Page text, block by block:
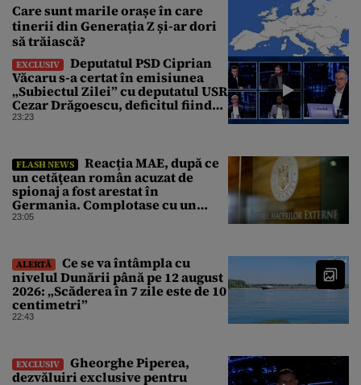
Care sunt marile orașe în care
tinerii din Generația Z și-ar dori
să trăiască?
EXCLUSIV
Deputatul PSD Ciprian
Văcaru s-a certat în emisiunea
„Subiectul Zilei” cu deputatul USR
Cezar Drăgoescu, deficitul fiind
motivul scandalului
23:23
FLASH NEWS
Reacția MAE, după ce
un cetăţean român acuzat de
spionaj a fost arestat în
Germania. Complotase cu un
ucrainean ca să asasineze un
23:05
ALERTĂ
Ce se va întâmpla cu
nivelul Dunării până pe 12 august
2026: „Scăderea în 7 zile este de 10
centimetri”
22:43
EXCLUSIV
Gheorghe Piperea,
dezvăluiri exclusive pentru